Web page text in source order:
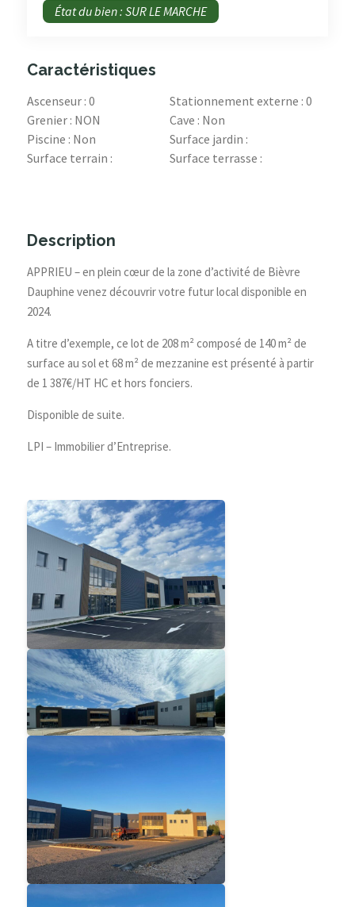
État du bien : SUR LE MARCHE
Caractéristiques
Ascenseur : 0
Stationnement externe : 0
Grenier : NON
Cave : Non
Piscine : Non
Surface jardin :
Surface terrain :
Surface terrasse :
Description
APPRIEU – en plein cœur de la zone d’activité de Bièvre
Dauphine venez découvrir votre futur local disponible en
2024.
A titre d’exemple, ce lot de 208 m² composé de 140 m² de
surface au sol et 68 m² de mezzanine est présenté à partir
de 1 387€/HT HC et hors fonciers.
Disponible de suite.
LPI – Immobilier d’Entreprise.